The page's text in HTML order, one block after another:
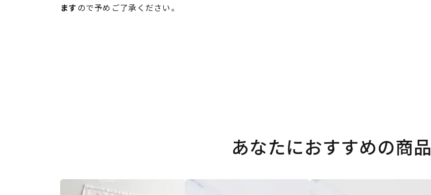
ますので予めご了承ください。
あなたにおすすめの商品